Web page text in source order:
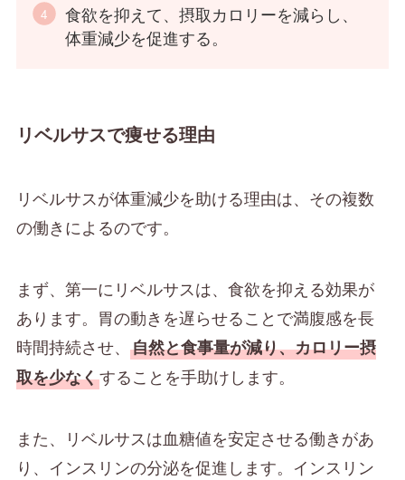
食欲を抑えて、摂取カロリーを減らし、
体重減少を促進する。
リベルサスで痩せる理由
リベルサスが体重減少を助ける理由は、その複数
の働きによるのです。
まず、第一にリベルサスは、食欲を抑える効果が
あります。胃の動きを遅らせることで満腹感を長
時間持続させ、 自然と食事量が減り、カロリー摂
取を少なくすることを手助けします。
また、リベルサスは血糖値を安定させる働きがあ
り、インスリンの分泌を促進します。インスリン